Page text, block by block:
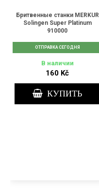
Бритвенные станки MERKUR
Solingen Super Platinum
910000
ОТПРАВКА СЕГОДНЯ
В наличии
160 Kč
КУПИТЬ